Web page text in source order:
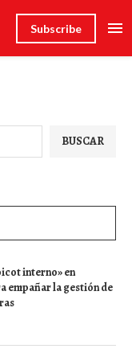
Subscribe
BUSCAR
interno» en
empañar la gestión de